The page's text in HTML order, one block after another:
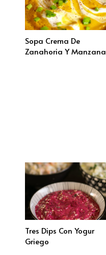
Sopa Crema De
Zanahoria Y Manzana
Tres Dips Con Yogur
Griego